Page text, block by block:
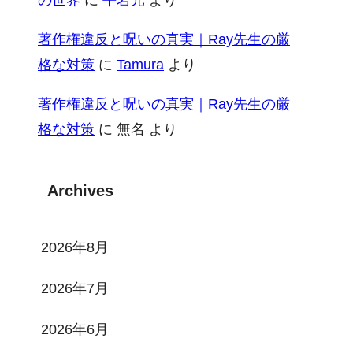
著作権違反と呪いの真実｜Ray先生の厳
格な対策 に Tamura より
著作権違反と呪いの真実｜Ray先生の厳
格な対策 に 無名 より
Archives
2026年8月
2026年7月
2026年6月